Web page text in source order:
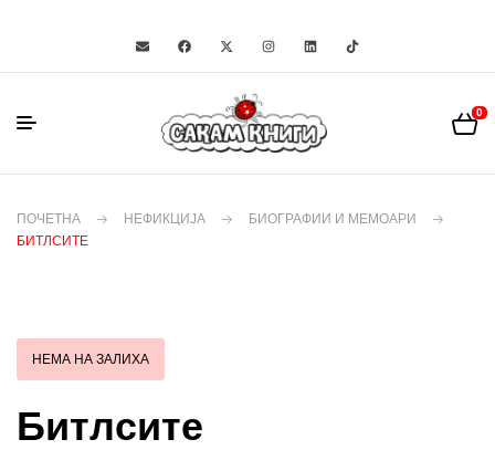
0
ПОЧЕТНА НЕФИКЦИЈА
БИОГРАФИИ И МЕМОАРИ
БИТЛСИТЕ
НЕМА НА ЗАЛИХА
Битлсите